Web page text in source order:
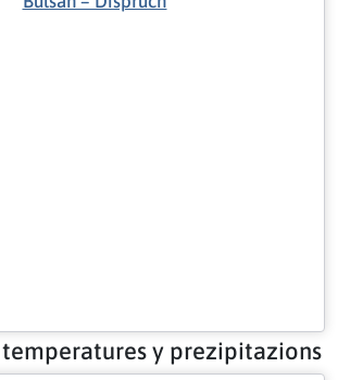
temperatures y prezipitazions